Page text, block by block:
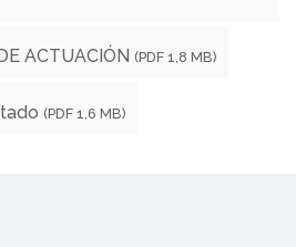
ACTUACIÓN (PDF 1,8 MB)
(PDF 1,6 MB)